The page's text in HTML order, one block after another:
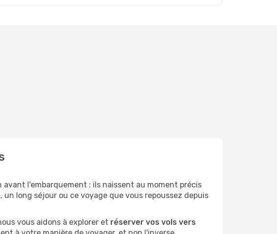
l'embarquement : ils naissent au moment précis
long séjour ou ce voyage que vous repoussez depuis
vous aidons à explorer et réserver vos vols vers